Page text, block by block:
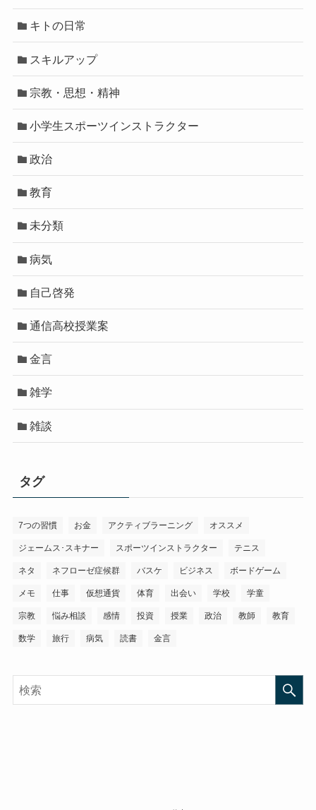
キトの日常
スキルアップ
宗教・思想・精神
小学生スポーツインストラクター
政治
教育
未分類
病気
自己啓発
通信高校授業案
金言
雑学
雑談
タグ
7つの習慣 お金 アクティブラーニング オススメ
ジェームス･スキナー スポーツインストラクター テニス
ネタ ネフローゼ症候群 バスケ ビジネス ボードゲーム
メモ 仕事 仮想通貨 体育 出会い 学校 学童
宗教 悩み相談 感情 投資 授業 政治 教師 教育
数学 旅行 病気 読書 金言